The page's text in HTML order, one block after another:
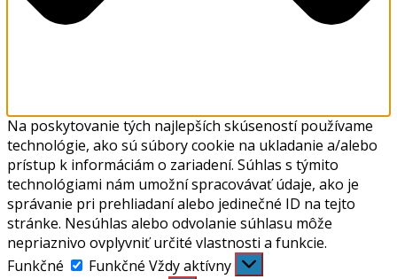
Na poskytovanie tých najlepších skúseností používame
technológie, ako sú súbory cookie na ukladanie a/alebo
prístup k informáciám o zariadení. Súhlas s týmito
technológiami nám umožní spracovávať údaje, ako je
správanie pri prehliadaní alebo jedinečné ID na tejto
stránke. Nesúhlas alebo odvolanie súhlasu môže
nepriaznivo ovplyvniť určité vlastnosti a funkcie.
Funkčné
Funkčné Vždy aktívny